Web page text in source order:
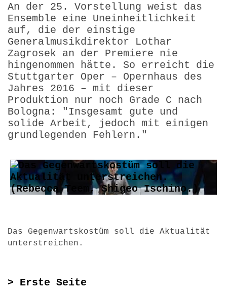
An der 25. Vorstellung weist das
Ensemble eine Uneinheitlichkeit
auf, die der einstige
Generalmusikdirektor Lothar
Zagrosek an der Premiere nie
hingenommen hätte. So erreicht die
Stuttgarter Oper – Opernhaus des
Jahres 2016 – mit dieser
Produktion nur noch Grade C nach
Bologna: "Insgesamt gute und
solide Arbeit, jedoch mit einigen
grundlegenden Fehlern."
Das Gegenwartskostüm soll die Aktualität
unterstreichen.
> Erste Seite